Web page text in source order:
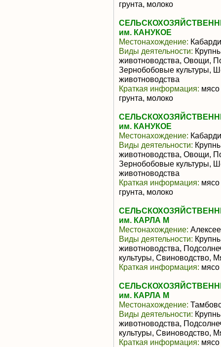
грунта, молоко
им. КАНУКОЕ
Местонахождение:
Виды деятельности:
животноводства, Овощи,
Зернобобовые культуры,
животноводства
Краткая информация: мясо
грунта, молоко
им. КАНУКОЕ
Местонахождение:
Виды деятельности:
животноводства, Овощи,
Зернобобовые культуры,
животноводства
Краткая информация: мясо
грунта, молоко
им. КАРЛА М
Местонахождение:
Виды деятельности:
животноводства,
культуры, Свиноводство,
Краткая информация: мясо
им. КАРЛА М
Местонахождение:
Виды деятельности:
животноводства,
культуры, Свиноводство,
Краткая информация: мясо